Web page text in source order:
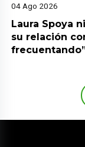
04 Ago 2026
Laura Spoya
su relación